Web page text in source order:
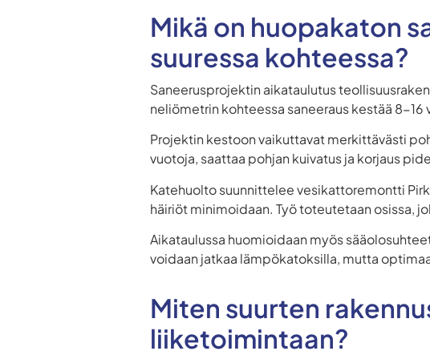
Mikä on huopakaton
suuressa kohteessa?
Saneerusprojektin aikataulutus
neliömetrin kohteessa saneeraus kestää 8-
Projektin kestoon vaikuttavat merkittävästi
vuotoja, saattaa pohjan kuivatus ja korjaus
Katehuolto suunnittelee vesikattoremontti
häiriöt minimoidaan. Työ toteutetaan osissa,
Aikataulussa huomioidaan myös
voidaan jatkaa lämpökatoksilla, mutta
Miten suurten
liiketoimintaan?